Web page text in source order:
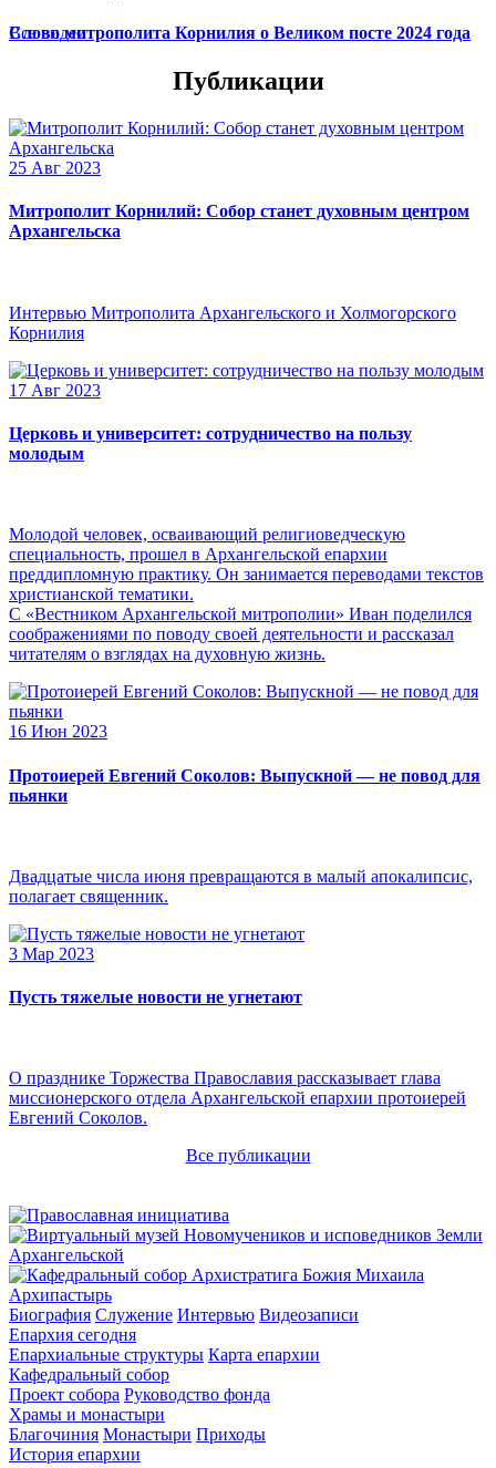
Слово митрополита Корнилия о Великом посте 2024 года
Все видео
Публикации
25 Авг 2023
Митрополит Корнилий: Собор станет духовным центром
Архангельска
Интервью Митрополита Архангельского и Холмогорского
Корнилия
17 Авг 2023
Церковь и университет: сотрудничество на пользу
молодым
Молодой человек, осваивающий религиоведческую
специальность, прошел в Архангельской епархии
преддипломную практику. Он занимается переводами текстов
христианской тематики.
С «Вестником Архангельской митрополии» Иван поделился
соображениями по поводу своей деятельности и рассказал
читателям о взглядах на духовную жизнь.
16 Июн 2023
Протоиерей Евгений Соколов: Выпускной — не повод для
пьянки
Двадцатые числа июня превращаются в малый апокалипсис,
полагает священник.
3 Мар 2023
Пусть тяжелые новости не угнетают
О празднике Торжества Православия рассказывает глава
миссионерского отдела Архангельской епархии протоиерей
Евгений Соколов.
Все публикации
Архипастырь
Биография Служение Интервью Видеозаписи
Епархия сегодня
Епархиальные структуры Карта епархии
Кафедральный собор
Проект собора Руководство фонда
Храмы и монастыри
Благочиния Монастыри Приходы
История епархии